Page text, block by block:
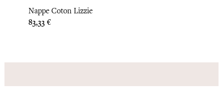
Nappe Coton Lizzie
Prix
83,33 €